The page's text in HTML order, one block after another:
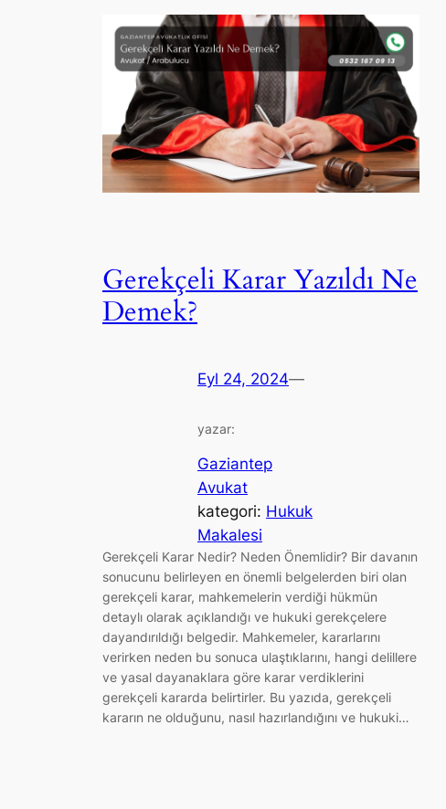
Gerekçeli Karar Yazıldı Ne
Demek?
Eyl 24, 2024—
yazar:
Gaziantep
Avukat
kategori: Hukuk
Makalesi
Gerekçeli Karar Nedir? Neden Önemlidir? Bir davanın
sonucunu belirleyen en önemli belgelerden biri olan
gerekçeli karar, mahkemelerin verdiği hükmün
detaylı olarak açıklandığı ve hukuki gerekçelere
dayandırıldığı belgedir. Mahkemeler, kararlarını
verirken neden bu sonuca ulaştıklarını, hangi delillere
ve yasal dayanaklara göre karar verdiklerini
gerekçeli kararda belirtirler. Bu yazıda, gerekçeli
kararın ne olduğunu, nasıl hazırlandığını ve hukuki…